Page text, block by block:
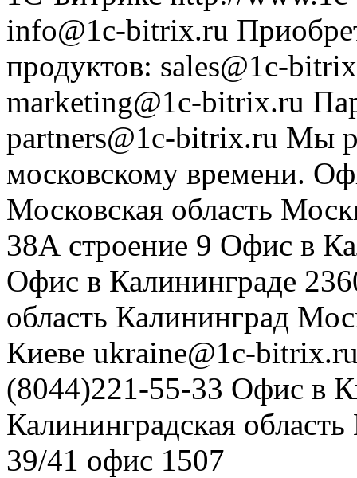
info@1c-bitrix.ru
продуктов: sales@1c-
marketing@1c-bitrix.ru
partners@1c-bitrix.ru Мы
московскому времени.
Московская область
38А строение 9 Офис в
Офис в Калининграде
область Калининград
Киеве ukraine@1c-
(8044)221-55-33 Офис в
Калининградская область
39/41 офис 1507